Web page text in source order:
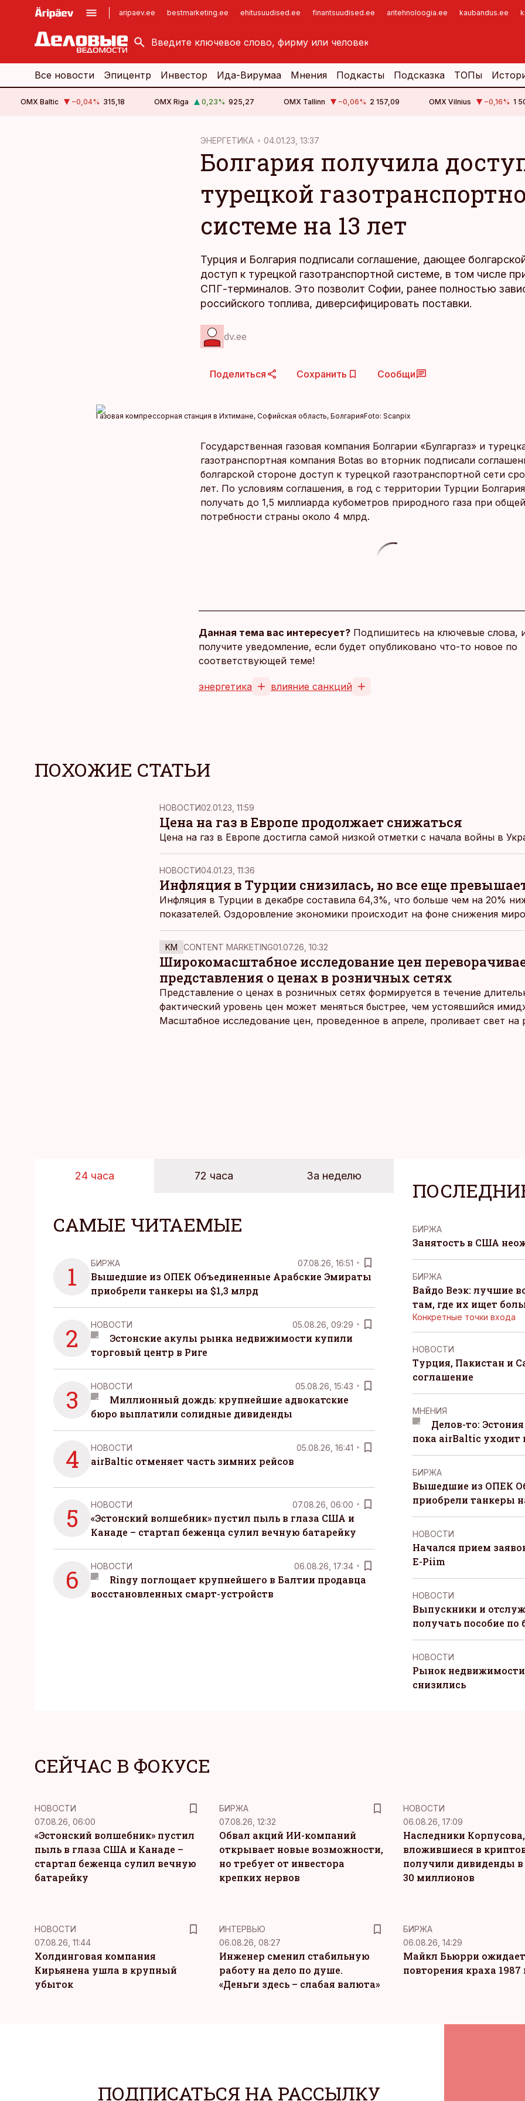
aripaev.ee bestmarketing.ee ehitusuudised.ee finantsuudised.ee aritehnoloogia.ee kaubandus.ee
kinnisvarauudised.ee
logistikauudised.ee
imelineajalugu.ee
Все новости Эпицентр Инвестор Ида-Вирумаа Мнения Подкасты Подсказка ТОПы
OMX Baltic −0,04% 315,18 OMX Riga 0,23% 925,27 OMX Tallinn −0,06% 2 157,09 OMX Vilnius −0,16% 1
ЭНЕРГЕТИКА 04.01.23, 13:37
Болгария получила
турецкой
системе на 13 лет
Турция и Болгария подписали соглашение, дающее
доступ к турецкой газотранспортной системе, в том числе
СПГ-терминалов. Это позволит Софии, ранее полностью
российского топлива, диверсифицировать поставки.
dv.ee
Поделиться Сохранить Сообщи
Газовая компрессорная станция в Ихтимане, Софийская область, БолгарияFoto: Scanpix
Государственная газовая компания Болгарии «Булгаргаз» и
газотранспортная компания Botas во вторник подписали
болгарской стороне доступ к турецкой газотранспортной сети
лет. По условиям соглашения, в год с территории Турции
получать до 1,5 миллиарда кубометров природного газа при
потребности страны около 4 млрд.
Данная тема вас интересует? Подпишитесь на ключевые слова,
получите уведомление, если будет опубликовано что-то новое по
соответствующей теме!
энергетика влияние санкций
ПОХОЖИЕ СТАТЬИ
НОВОСТИ02.01.23, 11:59
Цена на газ в Европе продолжает снижаться
Цена на газ в Европе достигла самой низкой отметки с начала войны в
НОВОСТИ04.01.23, 11:36
Инфляция в Турции снизилась, но все еще
Инфляция в Турции в декабре составила 64,3%, что больше чем на 20%
показателей. Оздоровление экономики происходит на фоне снижения
KM CONTENT MARKETING01.07.26, 10:32
Широкомасштабное исследование цен
представления о ценах в розничных сетях
Представление о ценах в розничных сетях формируется в течение
фактический уровень цен может меняться быстрее, чем устоявшийся
Масштабное исследование цен, проведенное в апреле, проливает свет на
24 часа 72 часа За неделю
САМЫЕ ЧИТАЕМЫЕ
1 БИРЖА 07.08.26, 16:51
Вышедшие из ОПЕК Объединенные Арабские Эмираты
приобрели танкеры на $1,3 млрд
2 НОВОСТИ 05.08.26, 09:29
Эстонские акулы рынка недвижимости купили
торговый центр в Риге
3 НОВОСТИ 05.08.26, 15:43
Миллионный дождь: крупнейшие адвокатские
бюро выплатили солидные дивиденды
4 НОВОСТИ 05.08.26, 16:41
airBaltic отменяет часть зимних рейсов
5 НОВОСТИ 07.08.26, 06:00
«Эстонский волшебник» пустил пыль в глаза США и
Канаде – стартап беженца сулил вечную батарейку
6 НОВОСТИ 06.08.26, 17:34
Ringy поглощает крупнейшего в Балтии продавца
восстановленных смарт-устройств
БИРЖА
Занятость в США
БИРЖА
Вайдо Веэк: лучшие
там, где их ищет
Конкретные точки входа
НОВОСТИ
Турция, Пакистан и
соглашение
MНЕНИЯ
Делов-то:
пока airBaltic уходит
БИРЖА
Вышедшие из ОПЕК
приобрели танкеры
НОВОСТИ
Начался прием
E-Piim
НОВОСТИ
Выпускники и
получать пособие по
НОВОСТИ
Рынок
снизились
СЕЙЧАС В ФОКУСЕ
НОВОСТИ
07.08.26, 06:00
«Эстонский волшебник» пустил
пыль в глаза США и Канаде –
стартап беженца сулил вечную
батарейку
БИРЖА
07.08.26, 12:32
Обвал акций ИИ-компаний
открывает новые возможности,
но требует от инвестора
крепких нервов
НОВОСТИ
06.08.26, 17:09
Наследники Корпусова,
вложившиеся в
получили дивиденды в
30 миллионов
НОВОСТИ
07.08.26, 11:44
Холдинговая компания
Кирьянена ушла в крупный
убыток
ИНТЕРВЬЮ
06.08.26, 08:27
Инженер сменил стабильную
работу на дело по душе.
«Деньги здесь – слабая валюта»
БИРЖА
06.08.26, 14:29
Майкл Бьюрри ожидает
повторения краха 1987
ПОДПИСАТЬСЯ НА РАССЫЛКУ